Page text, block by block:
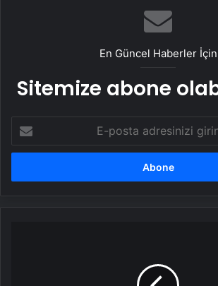
En Güncel Haberler İçin
Sitemize abone
posta
adresinizi